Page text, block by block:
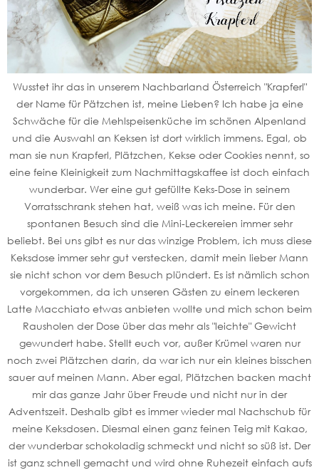
Wusstet ihr das in unserem Nachbarland Österreich "Krapferl"
der Name für Pätzchen ist, meine Lieben? Ich habe ja eine
Schwäche für die Mehlspeisenküche im schönen Alpenland
und die Auswahl an Keksen ist dort wirklich immens. Egal, ob
man sie nun Krapferl, Plätzchen, Kekse oder Cookies nennt, so
eine feine Kleinigkeit zum Nachmittagskaffee ist doch einfach
wunderbar. Wer eine gut gefüllte Keks-Dose in seinem
Vorratsschrank stehen hat, weiß was ich meine. Für den
spontanen Besuch sind die Mini-Leckereien immer sehr
beliebt. Bei uns gibt es nur das winzige Problem, ich muss diese
Keksdose immer sehr gut verstecken, damit mein lieber Mann
sie nicht schon vor dem Besuch plündert. Es ist nämlich schon
vorgekommen, da ich unseren Gästen zu einem leckeren
Latte Macchiato etwas anbieten wollte und mich schon beim
Rausholen der Dose über das mehr als "leichte" Gewicht
gewundert habe. Stellt euch vor, außer Krümel waren nur
noch zwei Plätzchen darin, da war ich nur ein kleines bisschen
sauer auf meinen Mann. Aber egal, Plätzchen backen macht
mir das ganze Jahr über Freude und nicht nur in der
Adventszeit. Deshalb gibt es immer wieder mal Nachschub für
meine Keksdosen. Diesmal einen ganz feinen Teig mit Kakao,
der wunderbar schokoladig schmeckt und nicht so süß ist. Der
ist ganz schnell gemacht und wird ohne Ruhezeit einfach aufs